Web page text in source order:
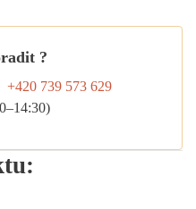
?
+420 739 573 629